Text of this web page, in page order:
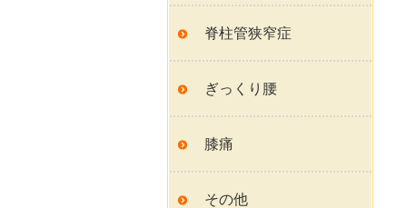
脊柱管狭窄症
ぎっくり腰
膝痛
その他